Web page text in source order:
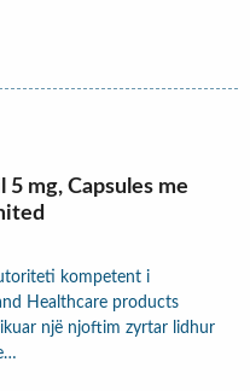
mg, Capsules me
kompetent i
Healthcare products
një njoftim zyrtar lidhur